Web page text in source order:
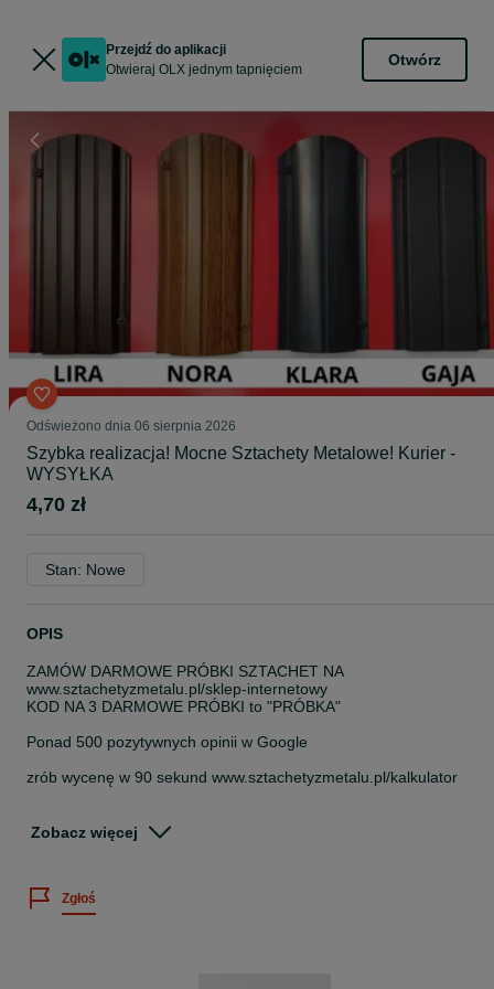
Przejdź do aplikacji
Otwieraj OLX jednym tapnięciem
Otwórz
Odświeżono dnia 06 sierpnia 2026
Szybka realizacja! Mocne Sztachety Metalowe! Kurier -
WYSYŁKA
4,70 zł
Stan: Nowe
OPIS
ZAMÓW DARMOWE PRÓBKI SZTACHET NA
www.sztachetyzmetalu.pl/sklep-internetowy
KOD NA 3 DARMOWE PRÓBKI to "PRÓBKA"
Ponad 500 pozytywnych opinii w Google
zrób wycenę w 90 sekund www.sztachetyzmetalu.pl/kalkulator
całe!
Zobacz więcej
Zgłoś